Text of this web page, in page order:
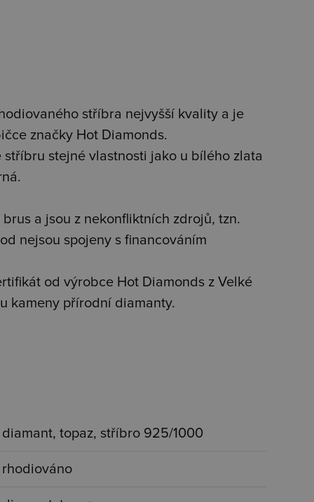
stříbra nejvyšší kvality a je
značky Hot Diamonds.
stříbru stejné vlastnosti jako u bílého zlata
a jsou z nekonfliktních zdrojů, tzn.
nejsou spojeny s financováním
od výrobce Hot Diamonds z Velké
kameny přírodní diamanty.
diamant, topaz, stříbro 925/1000
rhodiováno